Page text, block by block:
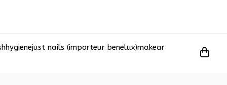
hygienejust nails (importeur benelux)makear